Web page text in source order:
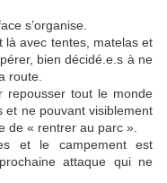
s’organise.
là avec tentes, matelas et
bien décidé.e.s à ne
route.
repousser tout le monde
et ne pouvant visiblement
de « rentrer au parc ».
et le campement est
attaque qui ne